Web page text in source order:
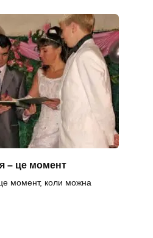
– це момент
момент, коли можна